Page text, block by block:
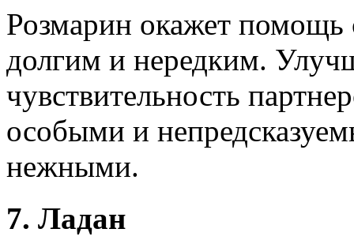
Розмарин окажет помощь
долгим и нередким.
чувствительность
особыми и
нежными.
7. Ладан